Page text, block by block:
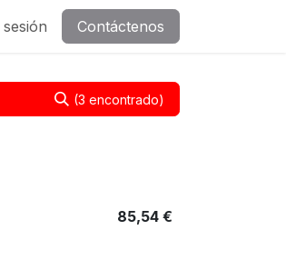
Contáctenos
(3 encontrado)
85,54 €